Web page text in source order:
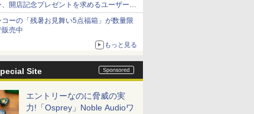
、開店記念プレゼントを求めるユーザーが
寄せ長蛇の列に
コーの「残暑お見舞い5点福箱」が数量限
販売中
もっと見る
Site
エントリーなのに脅威の実
力!「Osprey」Noble Audioワ